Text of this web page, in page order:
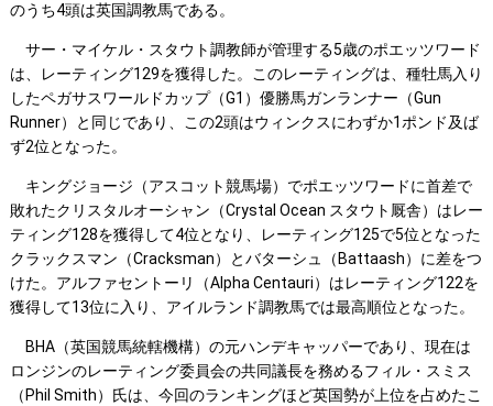
のうち4頭は英国調教馬である。
サー・マイケル・スタウト調教師が管理する5歳のポエッツワード
は、レーティング129を獲得した。このレーティングは、種牡馬入り
したペガサスワールドカップ（G1）優勝馬ガンランナー（Gun
Runner）と同じであり、この2頭はウィンクスにわずか1ポンド及ば
ず2位となった。
キングジョージ（アスコット競馬場）でポエッツワードに首差で
敗れたクリスタルオーシャン（Crystal Ocean スタウト厩舎）はレー
ティング128を獲得して4位となり、レーティング125で5位となった
クラックスマン（Cracksman）とバターシュ（Battaash）に差をつ
けた。アルファセントーリ（Alpha Centauri）はレーティング122を
獲得して13位に入り、アイルランド調教馬では最高順位となった。
BHA（英国競馬統轄機構）の元ハンデキャッパーであり、現在は
ロンジンのレーティング委員会の共同議長を務めるフィル・スミス
（Phil Smith）氏は、今回のランキングほど英国勢が上位を占めたこ